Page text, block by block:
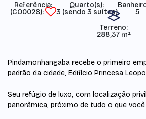
Referência:
(CO0028)
3 (sendo 3 suítes) 5
Terreno:
288,37 m²
Pindamonhangaba recebe o primeiro
padrão da cidade, Edifício Princesa
Seu refúgio de luxo, com localização
panorâmica, próximo de tudo o que você